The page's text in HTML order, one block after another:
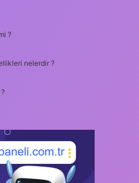
?
nelerdir ?